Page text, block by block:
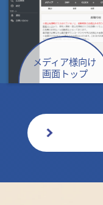
メディア様向け
画面トップ